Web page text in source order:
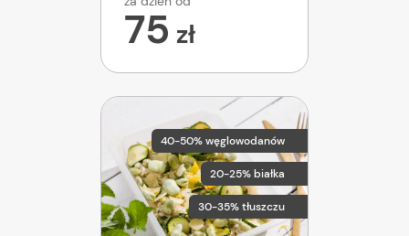
75 zł
40-50% węglowodanów
20-25% białka
30-35% tłuszczu